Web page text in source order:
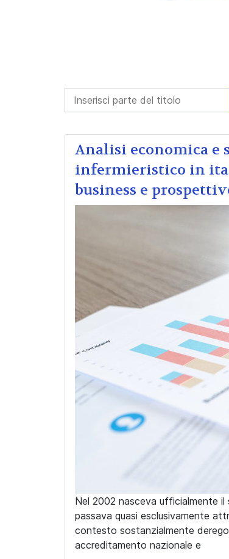
Inserisci parte del titolo
Analisi economica e
infermieristico in
business e
Nel 2002 nasceva ufficialmente il
passava quasi esclusivamente
contesto sostanzialmente
accreditamento nazionale e